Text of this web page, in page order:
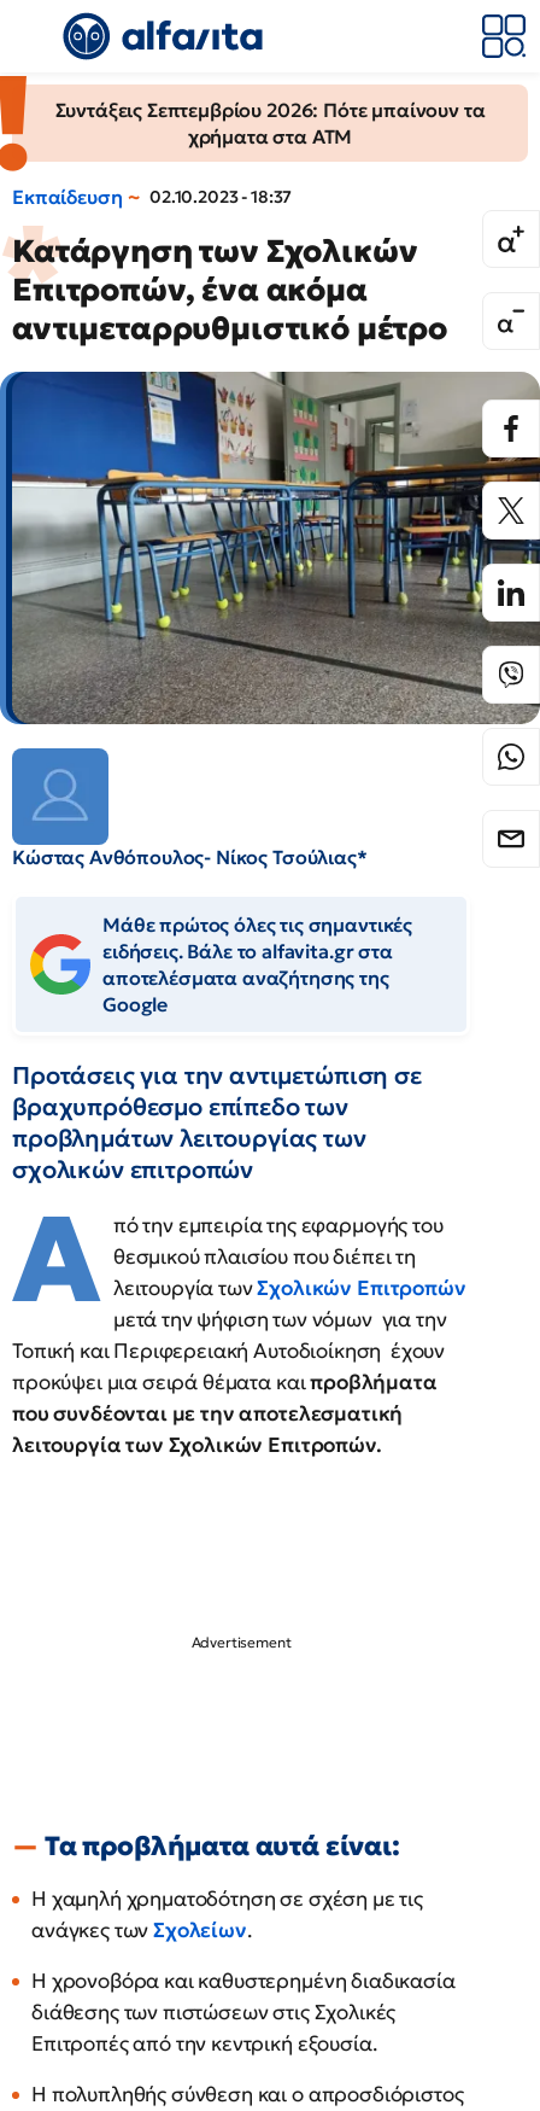
Συντάξεις Σεπτεμβρίου 2026: Πότε μπαίνουν τα
χρήματα στα ΑΤΜ
Εκπαίδευση 02.10.2023 - 18:37
Κατάργηση των Σχολικών
Επιτροπών, ένα ακόμα
αντιμεταρρυθμιστικό μέτρο
Κώστας Ανθόπουλος- Νίκος Τσούλιας*
Μάθε πρώτος όλες τις σημαντικές
ειδήσεις. Βάλε το alfavita.gr στα
αποτελέσματα αναζήτησης της
Google
Προτάσεις για την αντιμετώπιση σε
βραχυπρόθεσμο επίπεδο των
προβλημάτων λειτουργίας των
σχολικών επιτροπών
Α πό την εμπειρία της εφαρμογής του
θεσμικού πλαισίου που διέπει τη
λειτουργία τωνΣχολικών Επιτροπών
μετά την ψήφιση των νόμων για την
Τοπική και Περιφερειακή Αυτοδιοίκηση έχουν
προκύψει μια σειρά θέματα καιπροβλήματα
που συνδέονται με την αποτελεσματική
λειτουργία των Σχολικών Επιτροπών.
Τα προβλήματα αυτά είναι:
Η χαμηλή χρηματοδότηση σε σχέση με τις
ανάγκες τωνΣχολείων.
Η χρονοβόρα και καθυστερημένη διαδικασία
διάθεσης των πιστώσεων στις Σχολικές
Επιτροπές από την κεντρική εξουσία.
Η πολυπληθής σύνθεση και ο απροσδιόριστος